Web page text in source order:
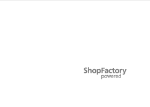
Webwinkel gemaakt met
ShopFactory webwinkel